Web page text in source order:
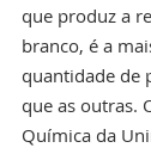
que produz a
branco, é a
quantidade de
que as outras.
Química da